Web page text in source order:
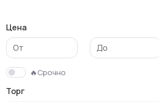
Детская одежда
Цена
🔥Срочно
Торг